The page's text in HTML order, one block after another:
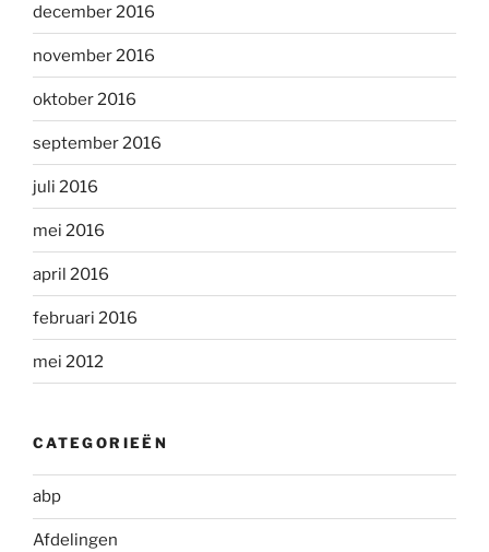
december 2016
november 2016
oktober 2016
september 2016
juli 2016
mei 2016
april 2016
februari 2016
mei 2012
CATEGORIEËN
abp
Afdelingen